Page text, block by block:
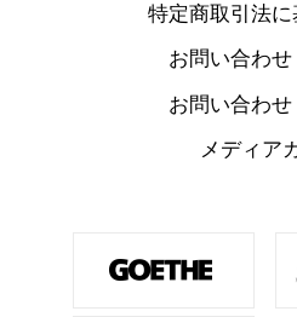
特定商取引法
お問い合わせ
お問い合わせ
メディア